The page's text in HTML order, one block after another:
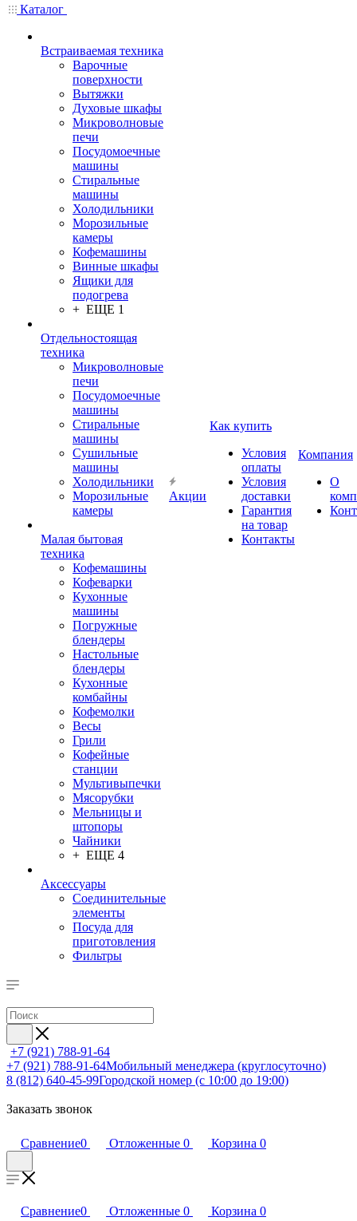
Каталог
Встраиваемая техника
Варочные
поверхности
Вытяжки
Духовые шкафы
Микроволновые
печи
Посудомоечные
машины
Стиральные
машины
Холодильники
Морозильные
камеры
Кофемашины
Винные шкафы
Ящики для
подогрева
+ ЕЩЕ 1
Отдельностоящая
техника
Микроволновые
печи
Посудомоечные
машины
Стиральные
машины
Сушильные
машины
Холодильники
Морозильные
камеры
Малая бытовая
техника
Кофемашины
Кофеварки
Кухонные
машины
Погружные
блендеры
Настольные
блендеры
Кухонные
комбайны
Кофемолки
Весы
Грили
Кофейные
станции
Мультивыпечки
Мясорубки
Мельницы и
штопоры
Чайники
+ ЕЩЕ 4
Аксессуары
Соединительные
элементы
Посуда для
приготовления
Фильтры
Акции
Как купить
Условия
оплаты
Условия
доставки
Гарантия
на товар
Контакты
Компания
О
+7 (921) 788-91-64
+7 (921) 788-91-64Мобильный менеджера (круглосуточно)
8 (812) 640-45-99Городской номер (с 10:00 до 19:00)
Заказать звонок
Сравнение0 Отложенные 0 Корзина 0
Сравнение0 Отложенные 0 Корзина 0